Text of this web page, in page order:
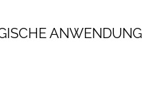
ANWENDUNG